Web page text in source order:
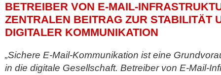
BETREIBER VON E-MAIL-
ZENTRALEN BEITRAG ZUR STABILITÄT
DIGITALER KOMMUNIKATION
„Sichere E-Mail-Kommunikation ist eine
in die digitale Gesellschaft. Betreiber von E-Mail-